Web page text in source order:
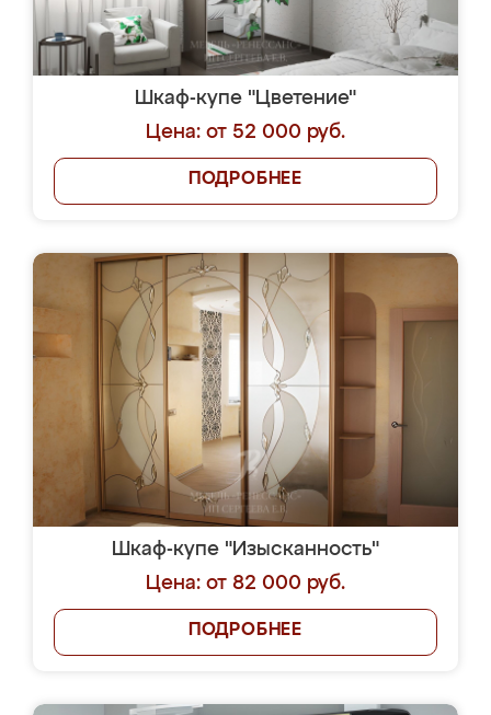
Шкаф-купе "Цветение"
Цена: от 52 000 руб.
ПОДРОБНЕЕ
Шкаф-купе "Изысканность"
Цена: от 82 000 руб.
ПОДРОБНЕЕ